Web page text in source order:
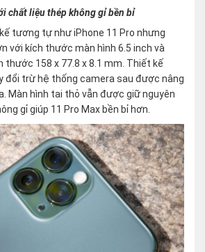
chất liệu thép không gỉ bền bỉ
tương tự như iPhone 11 Pro nhưng
với kích thước màn hình 6.5 inch và
thước 158 x 77.8 x 8.1 mm. Thiết kế
đổi trừ hệ thống camera sau được nâng
Màn hình tai thỏ vẫn được giữ nguyên
gỉ giúp 11 Pro Max bền bỉ hơn.